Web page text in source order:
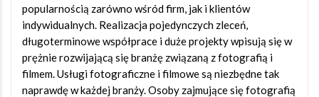
popularnością zarówno wśród firm, jak i klientów
indywidualnych. Realizacja pojedynczych zleceń,
długoterminowe współprace i duże projekty wpisują się w
prężnie rozwijającą się branżę związaną z fotografią i
filmem. Usługi fotograficzne i filmowe są niezbędne tak
naprawdę w każdej branży. Osoby zajmujące się fotografią